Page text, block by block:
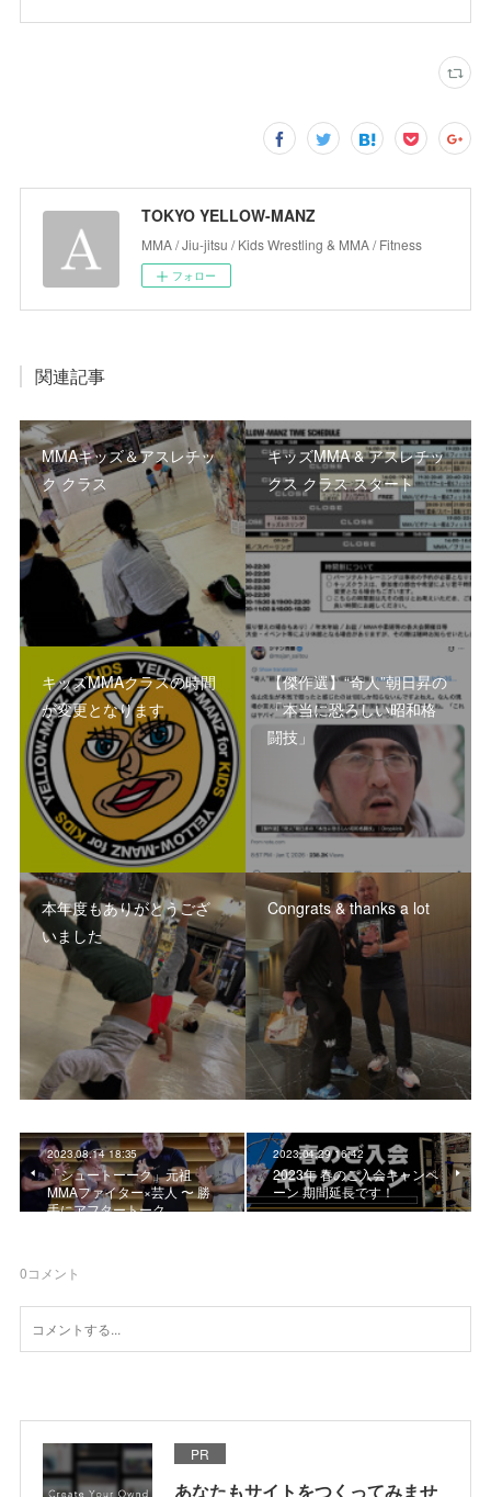
TOKYO YELLOW-MANZ
MMA / Jiu-jitsu / Kids Wrestling & MMA / Fitness
フォロー
関連記事
MMAキッズ＆アスレチッ
ク クラス
キッズMMA & アスレチッ
クス クラス スタート
キッズMMAクラスの時間
が変更となります
【傑作選】“奇人”朝日昇の
「本当に恐ろしい昭和格
闘技」
本年度もありがとうござ
いました
Congrats & thanks a lot
2023.08.14 18:35
「シュートーーク」元祖
MMAファイター×芸人 〜 勝
手にアフタートーク
2023.04.29 16:42
2023年 春のご入会キャンペ
ーン 期間延長です！
0コメント
PR
あなたもサイトをつくってみませ